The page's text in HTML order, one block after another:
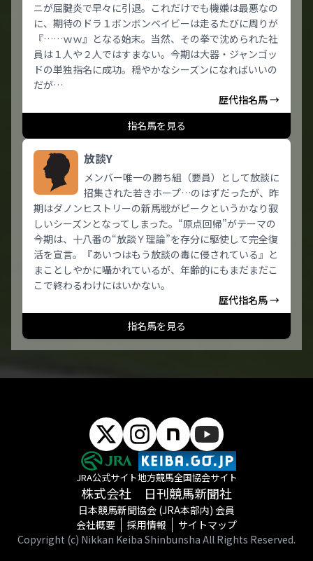
ニが屈腱炎で早々に引退。これだけでも機嫌は最悪なの
に、期待のドラ１ボンボンベイビーは走るたびに周りが
『……ｗｗ』となる始末。当然、その拳で沈められた社
員は１人や２人ではすまない。今期は大器・ジャンゴッ
ドの単独指名に成功。穏やかなシーズンになればいいの
だが…
歴代指名馬 →
指名馬を見る
放談Y
メンバー唯一の勝ち組（要員）として放談に
招集された若きホープ…のはずだったが、昨
期はダノンヒストリーの新馬戦がピークというかなり寂
しいシーズンとなってしまった。“原点回帰”がテーマの
今期は、十八番の“放談Ｙ理論”を存分に駆使して完全復
活を宣言。『あいつはもう放談の毒に侵されている』と
まことしやかに囁かれているが、年齢的にもまだまだこ
こで終わるわけにはいかない。
歴代指名馬 →
指名馬を見る
JRA公式サイト地方競馬全国協会サイト
株式会社 日刊競馬新聞社
日本競馬新聞協会 (JRA本部内) 会員
会社概要
採用情報
サイトマップ
Copyright (c) Nikkan Keiba Shinbunsha All Rights Reserved.